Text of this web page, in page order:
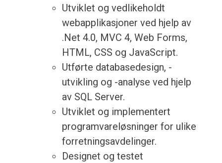
Utviklet og vedlikeholdt
webapplikasjoner ved hjelp av
.Net 4.0, MVC 4, Web Forms,
HTML, CSS og JavaScript.
Utførte databasedesign, -
utvikling og -analyse ved hjelp
av SQL Server.
Utviklet og implementert
programvareløsninger for ulike
forretningsavdelinger.
Designet og testet